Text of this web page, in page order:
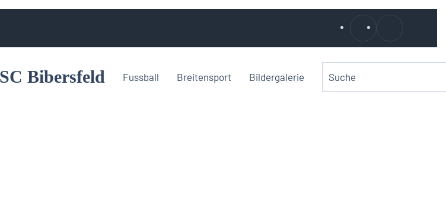
Fussball Breitensport Bildergalerie